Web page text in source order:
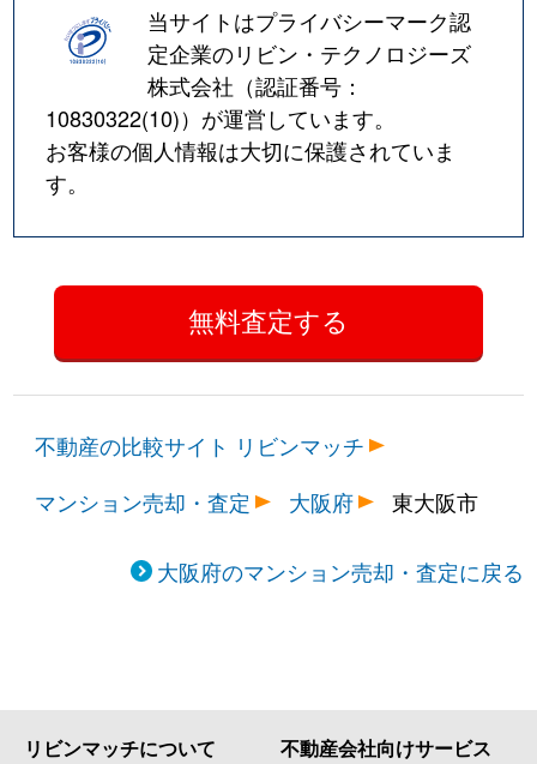
当サイトはプライバシーマーク認
定企業のリビン・テクノロジーズ
株式会社（認証番号：
10830322(10)）が運営しています。
お客様の個人情報は大切に保護されていま
す。
不動産の比較サイト リビンマッチ
マンション売却・査定
大阪府 東大阪市
大阪府のマンション売却・査定に戻る
リビンマッチについて 不動産会社向けサービス